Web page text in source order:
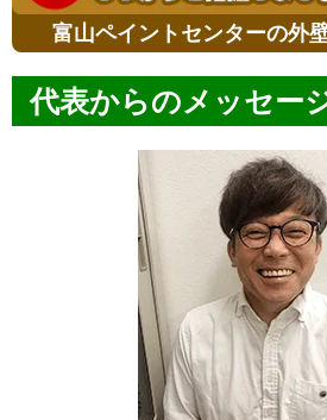
富山ペイントセンターの外
代表からのメッセー